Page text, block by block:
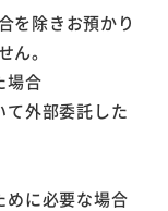
を除きお預かり
ん。
場合
て外部委託した
めに必要な場合